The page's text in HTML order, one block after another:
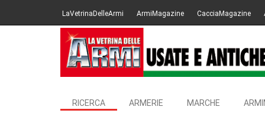
LaVetrinaDelleArmi ArmiMagazine CacciaMagazine
RICERCA ARMERIE MARCHE